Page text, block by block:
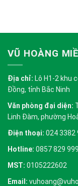
VŨ HOÀNG
Địa chỉ: Lô H1-2 khu
Đồng, tỉnh Bắc Ninh
Văn phòng đại diện:
Linh Đàm, phường
Điện thoại: 024 3382
Hotline: 0857 829 999
MST: 0105222602
Email: